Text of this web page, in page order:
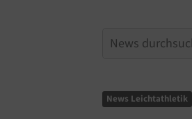
News Leichtathletik